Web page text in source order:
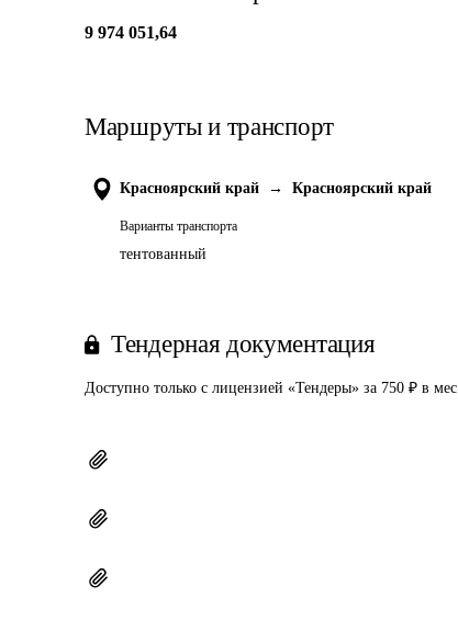
9 974 051,64
Маршруты и транспорт
Красноярский край → Красноярский край
Варианты транспорта
тентованный
Тендерная документация
Доступно только с лицензией «Тендеры» за 750 ₽ в мес